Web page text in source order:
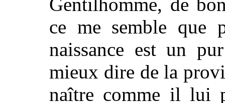
ce me semble que
naissance est un
mieux dire de la
naître comme il lui